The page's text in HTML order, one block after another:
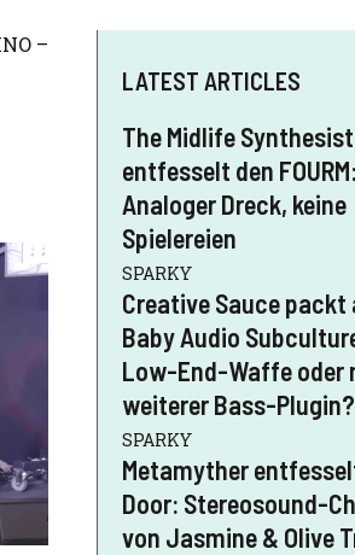
–
LATEST ARTICLES
The Midlife Synthesist
entfesselt den FOURM:
Analoger Dreck, keine
Spielereien
SPARKY
Creative Sauce packt
Baby Audio
Low-End-Waffe oder
weiterer Bass-Plugin?
SPARKY
Metamyther
Door: Stereosound-
von Jasmine & Olive